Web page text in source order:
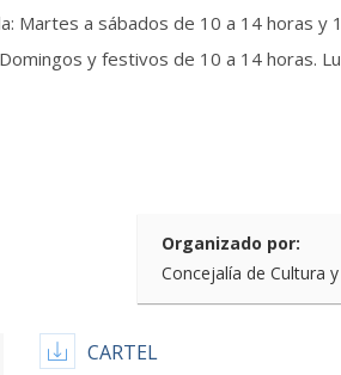
Martes a sábados de 10 a 14 horas y
festivos de 10 a 14 horas.
Organizado por:
Concejalía de Cultura
CARTEL